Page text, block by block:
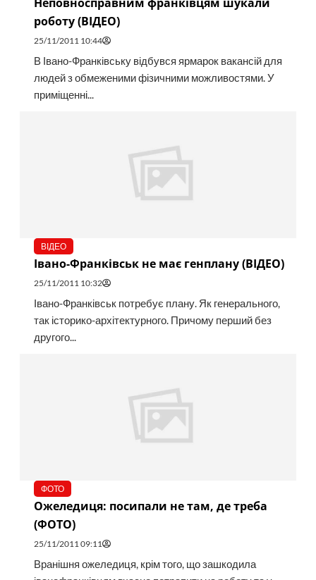
роботу (ВІДЕО)
25/11/2011 10:44
В Івано-Франківську відбувся ярмарок вакансій для
людей з обмеженими фізичними можливостями. У
приміщенні...
ВІДЕО
Івано-Франківськ не має генплану (ВІДЕО)
25/11/2011 10:32
Івано-Франківськ потребує плану. Як генерального,
так історико-архітектурного. Причому перший без
другого...
ФОТО
Ожеледиця: посипали не там, де треба
(ФОТО)
25/11/2011 09:11
Вранішня ожеледиця, крім того, що зашкодила